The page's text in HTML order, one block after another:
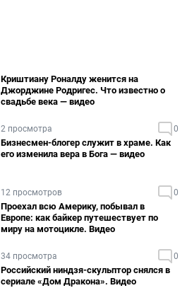
Криштиану Роналду женится на
Джорджине Родригес. Что известно о
свадьбе века — видео
2 просмотра 0
Бизнесмен-блогер служит в храме. Как
его изменила вера в Бога — видео
12 просмотров 0
Проехал всю Америку, побывал в
Европе: как байкер путешествует по
миру на мотоцикле. Видео
34 просмотра 0
Российский ниндзя-скульптор снялся в
сериале «Дом Дракона». Видео